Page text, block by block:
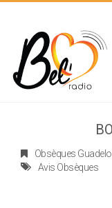
Obsèques
Avis Obsèques